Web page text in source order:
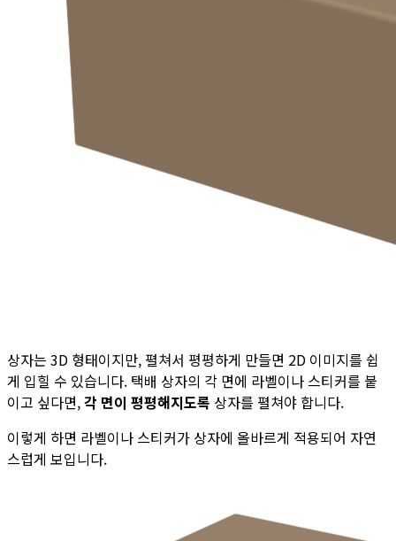
상자는 3D 형태이지만, 펼쳐서 평평하게 만들면 2D 이미지를 쉽
게 입힐 수 있습니다. 택배 상자의 각 면에 라벨이나 스티커를 붙
이고 싶다면,각 면이 평평해지도록 상자를 펼쳐야 합니다.
이렇게 하면 라벨이나 스티커가 상자에 올바르게 적용되어 자연
스럽게 보입니다.